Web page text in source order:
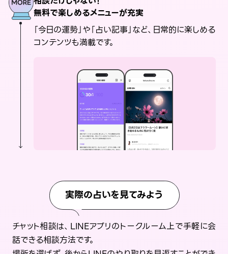
無料で楽しめるメニューが充実
「今日の運勢」や「占い記事」など、日常的に楽しめる
コンテンツも満載です。
実際の占いを見てみよう
チャット相談は、LINEアプリのトークルーム上で手軽に会
話できる相談方法です。